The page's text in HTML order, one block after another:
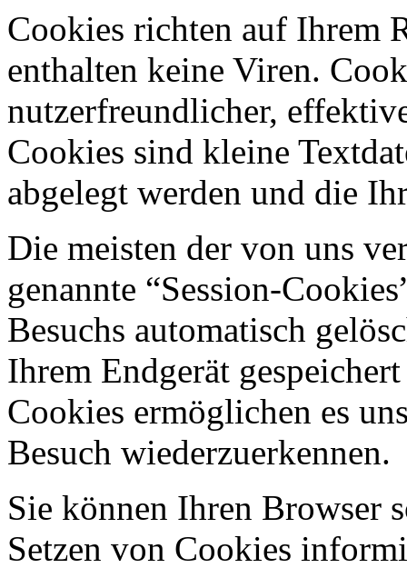
Cookies richten auf Ihrem
enthalten keine Viren.
nutzerfreundlicher,
Cookies sind kleine
abgelegt werden und die
Die meisten der von uns
genannte “Session-
Besuchs automatisch
Ihrem Endgerät
Cookies ermöglichen es
Besuch wiederzuerkennen.
Sie können Ihren Browser
Setzen von Cookies